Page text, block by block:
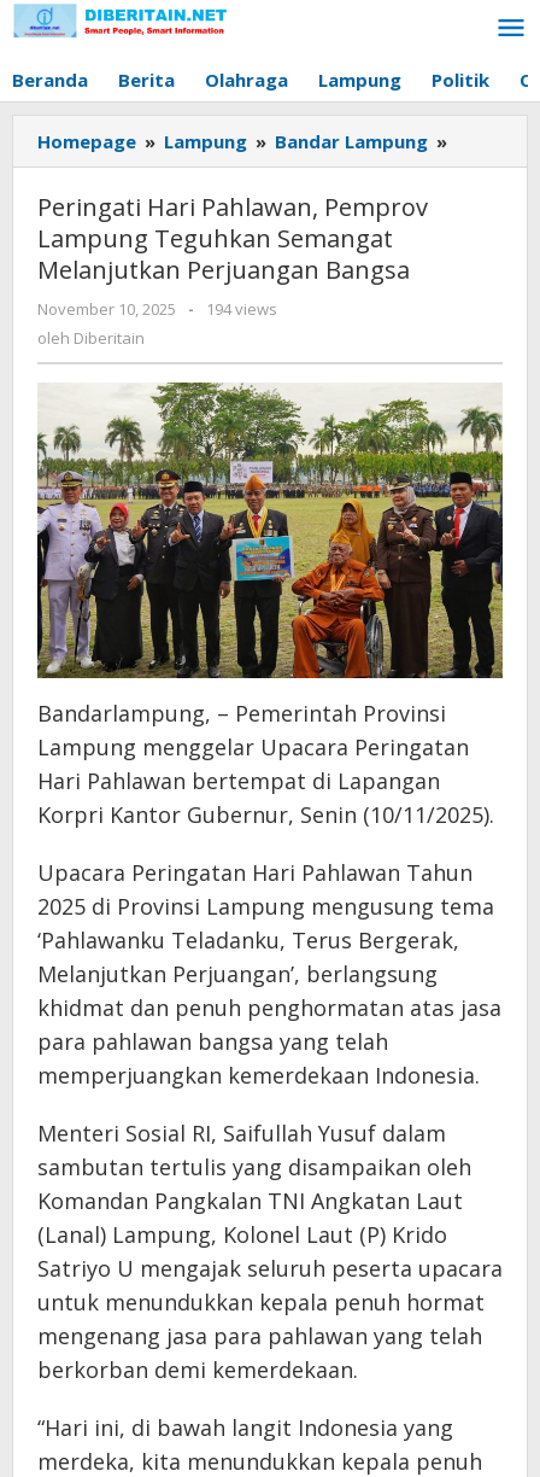
Lewati
ke
Beranda Berita Olahraga Lampung Politik
Homepage » Lampung » Bandar Lampung »
Hari
Bangsa
Peringati Hari Pahlawan, Pemprov
Lampung Teguhkan Semangat
Melanjutkan Perjuangan Bangsa
November 10, 2025
oleh
-
194 views
oleh Diberitain
Bandarlampung, – Pemerintah Provinsi
Lampung menggelar Upacara Peringatan
Hari Pahlawan bertempat di Lapangan
Korpri Kantor Gubernur, Senin (10/11/2025).
Upacara Peringatan Hari Pahlawan Tahun
2025 di Provinsi Lampung mengusung tema
‘Pahlawanku Teladanku, Terus Bergerak,
Melanjutkan Perjuangan’, berlangsung
khidmat dan penuh penghormatan atas jasa
para pahlawan bangsa yang telah
memperjuangkan kemerdekaan Indonesia.
Menteri Sosial RI, Saifullah Yusuf dalam
sambutan tertulis yang disampaikan oleh
Komandan Pangkalan TNI Angkatan Laut
(Lanal) Lampung, Kolonel Laut (P) Krido
Satriyo U mengajak seluruh peserta upacara
untuk menundukkan kepala penuh hormat
mengenang jasa para pahlawan yang telah
berkorban demi kemerdekaan.
“Hari ini, di bawah langit Indonesia yang
merdeka, kita menundukkan kepala penuh